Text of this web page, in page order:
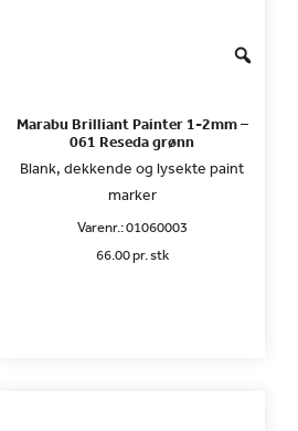
Marabu Brilliant Painter 1-2mm –
061 Reseda grønn
Blank, dekkende og lysekte paint
marker
Varenr.:01060003
66.00 pr. stk